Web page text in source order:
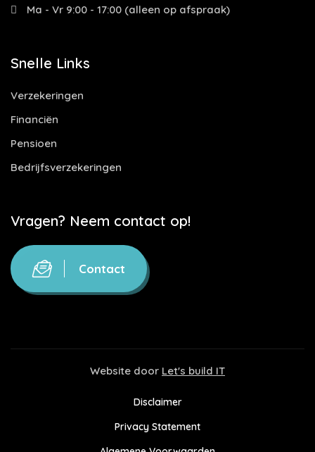
Ma - Vr 9:00 - 17:00 (alleen op afspraak)
Snelle Links
Verzekeringen
Financiën
Pensioen
Bedrijfsverzekeringen
Vragen? Neem contact op!
Contact
Website door Let's build IT
Disclaimer
Privacy Statement